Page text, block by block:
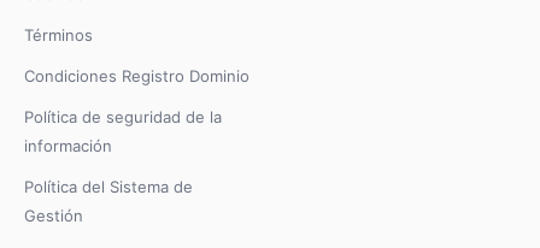
Términos
Condiciones Registro Dominio
Política de seguridad de la
información
Política del Sistema de
Gestión